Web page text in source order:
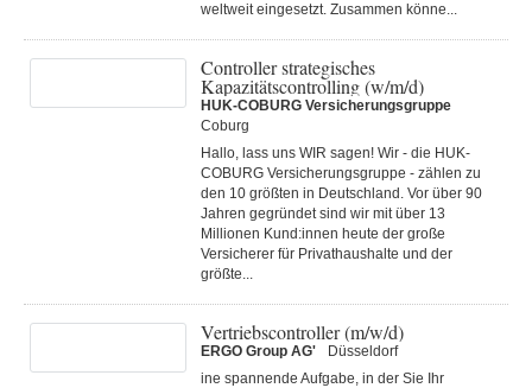
weltweit eingesetzt. Zusammen könne...
Controller strategisches
Kapazitätscontrolling (w/m/d)
HUK-COBURG Versicherungsgruppe
Coburg
Hallo, lass uns WIR sagen! Wir - die HUK-
COBURG Versicherungsgruppe - zählen zu
den 10 größten in Deutschland. Vor über 90
Jahren gegründet sind wir mit über 13
Millionen Kund:innen heute der große
Versicherer für Privathaushalte und der
größte...
Vertriebscontroller (m/w/d)
ERGO Group AG'
Düsseldorf
ine spannende Aufgabe, in der Sie Ihr